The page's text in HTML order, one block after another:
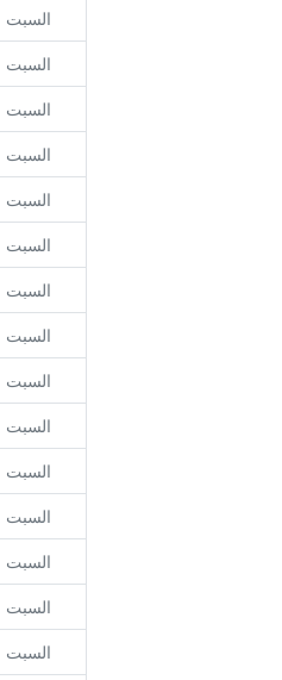
السبت
السبت
السبت
السبت
السبت
السبت
السبت
السبت
السبت
السبت
السبت
السبت
السبت
السبت
السبت